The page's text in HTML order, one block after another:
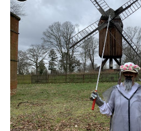
Beschreibung
einmal
mit,
einmal
ohne!